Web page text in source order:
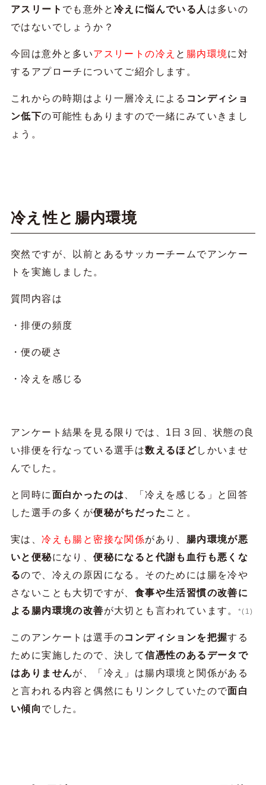
アスリート でも意外と 冷えに悩んでいる人 は多いの
ではないでしょうか？
今回は意外と多いアスリートの冷え と 腸内環境に対
するアプローチについてご紹介します。
これからの時期はより一層冷えによる コンディショ
ン低下の可能性もありますので一緒にみていきまし
ょう。
冷え性と腸内環境
突然ですが、以前とあるサッカーチームでアンケー
トを実施しました。
質問内容は
・排便の頻度
・便の硬さ
・冷えを感じる
アンケート結果を見る限りでは、1日３回、状態の良
い排便を行なっている選手は数えるほどしかいませ
んでした。
と同時に 面白かったのは
、「冷えを感じる」と回答
した選手の多くが便秘がちだった こと。
実は、冷えも腸と密接な関係があり、 腸内環境が悪
いと便秘になり、便秘になると代謝も血行も悪くな
るので、冷えの原因になる。そのためには腸を冷や
さないことも大切ですが、 食事や生活習慣の改善に
よる腸内環境の改善が大切とも言われています。 *(1)
このアンケートは選手のコンディションを把握する
ために実施したので、決して信憑性のあるデータで
はありませんが、「冷え」は腸内環境と関係がある
と言われる内容と偶然にもリンクしていたので面白
い傾向 でした。